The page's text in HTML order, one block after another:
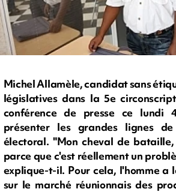
Michel Allamèle, candidat sans
législatives dans la 5e
conférence de presse ce lundi
présenter les grandes lignes
électoral. "Mon cheval de
parce que c'est réellement un
explique-t-il. Pour cela, l'homme a
sur le marché réunionnais des